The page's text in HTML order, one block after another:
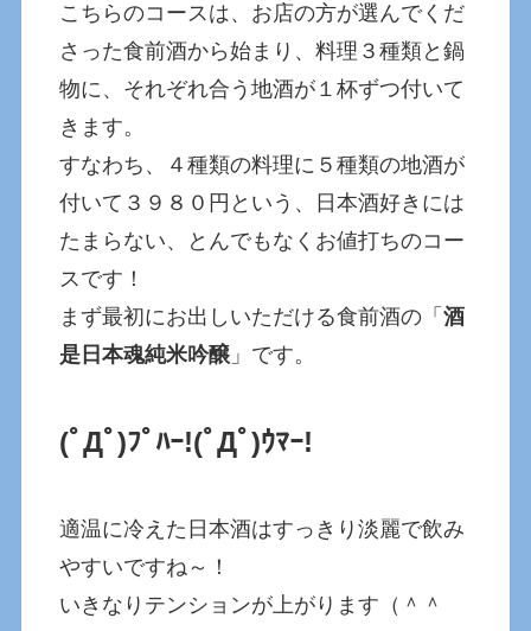
こちらのコースは、お店の方が選んでくだ
さった食前酒から始まり、料理３種類と鍋
物に、それぞれ合う地酒が１杯ずつ付いて
きます。
すなわち、４種類の料理に５種類の地酒が
付いて３９８０円という、日本酒好きには
たまらない、とんでもなくお値打ちのコー
スです！
まず最初にお出しいただける食前酒の「酒
是日本魂純米吟醸 」です。
(ﾟДﾟ)ﾌﾟﾊｰ!(ﾟДﾟ)ｳﾏｰ!
適温に冷えた日本酒はすっきり淡麗で飲み
やすいですね～！
いきなりテンションが上がります（＾＾